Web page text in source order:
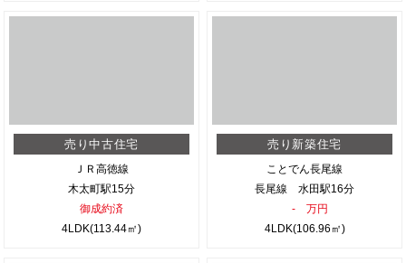
売り中古住宅
ＪＲ高徳線
木太町駅15分
御成約済
4LDK(113.44㎡)
売り新築住宅
ことでん長尾線
長尾線 水田駅16分
- 万円
4LDK(106.96㎡)